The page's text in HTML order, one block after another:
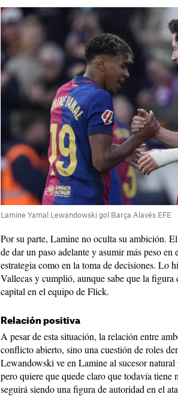
Lamine Yamal Lewandowski gol Barça Alavés EFE
Por su parte, Lamine no oculta su ambición.
de dar un paso adelante y asumir más peso
estrategia como en la toma de decisiones. Lo
Vallecas y cumplió, aunque sabe que la
capital en el equipo de Flick.
Relación positiva
A pesar de esta situación, la relación entre
conflicto abierto, sino una cuestión de roles
Lewandowski ve en Lamine al sucesor natural
pero quiere que quede claro que todavía tiene
seguirá siendo una figura de autoridad en el